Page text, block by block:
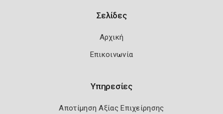
Σελίδες
Αρχική
Επικοινωνία
Υπηρεσίες
Αποτίμηση Αξίας Επιχείρησης